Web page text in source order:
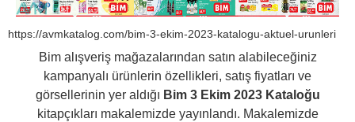
https://avmkatalog.com/bim-3-ekim-2023-katalogu-aktuel-urunleri
Bim alışveriş mağazalarından satın alabileceğiniz
kampanyalı ürünlerin özellikleri, satış fiyatları ve
görsellerinin yer aldığı Bim 3 Ekim 2023 Kataloğu
kitapçıkları makalemizde yayınlandı. Makalemizde